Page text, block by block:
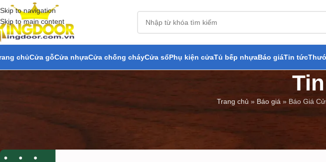
Skip to navigation
Skip to main content
chủCửa gỗCửa nhựaCửa chống cháyCửa sổPhụ kiện cửaTủ bếp nhựaBáo giáTin tức
Trang chủ » Báo giá » Báo Giá
Báo Giá Cửa Vòm